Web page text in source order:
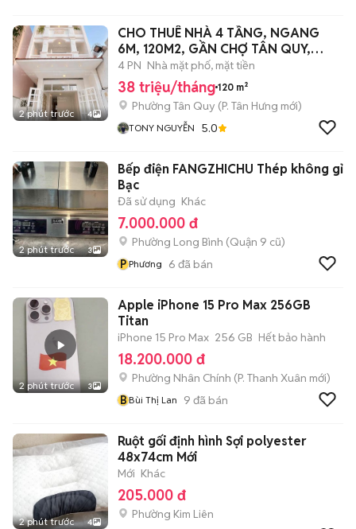
2 phút trước 4
CHO THUÊ NHÀ 4 TẦNG, NGANG
6M, 120M2, GẦN CHỢ TÂN QUY,
QUẬN 7
4 PN Nhà mặt phố, mặt tiền
38 triệu/tháng 120 m²
Phường Tân Quy (P. Tân Hưng mới)
TONY NGUYỄN 5.0
2 phút trước 3
Bếp điện FANGZHICHU Thép không gỉ
Bạc
Đã sử dụng Khác
7.000.000 đ
Phường Long Bình (Quận 9 cũ)
P Phương 6 đã bán
2 phút trước 3
Apple iPhone 15 Pro Max 256GB
Titan
iPhone 15 Pro Max 256 GB Hết bảo hành
18.200.000 đ
Phường Nhân Chính (P. Thanh Xuân mới)
BBùi Thị Lan 9 đã bán
2 phút trước 4
Ruột gối định hình Sợi polyester
48x74cm Mới
Mới Khác
205.000 đ
Phường Kim Liên